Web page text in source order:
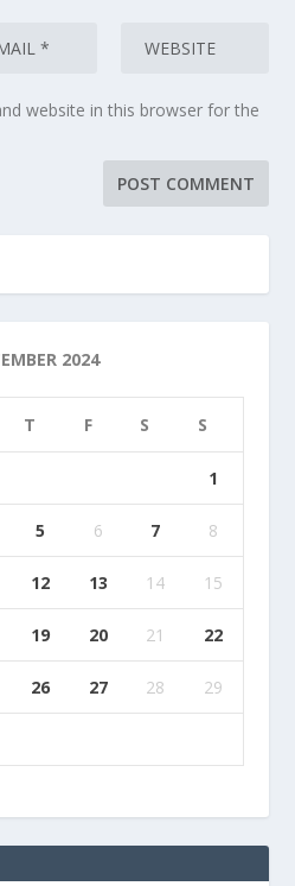
website in this browser for the
2024
T F S S
1
5 6 7 8
12 13 14 15
19 20 21 22
26 27 28 29